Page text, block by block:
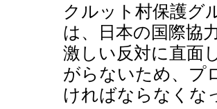
クルット村保護グ
は、日本の国際協
激しい反対に直面
がらないため、プ
ければならなくな